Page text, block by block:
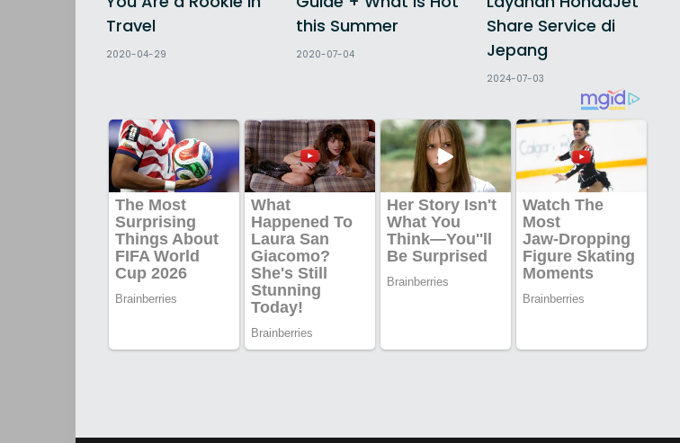
Travel
2020-04-29
this Summer
2020-07-04
Share Service di
Jepang
2024-07-03